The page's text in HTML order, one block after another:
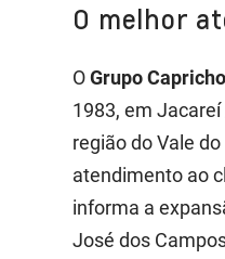
O melhor
OGrupo
1983, em
região do Vale
atendimento ao
informa a
José dos